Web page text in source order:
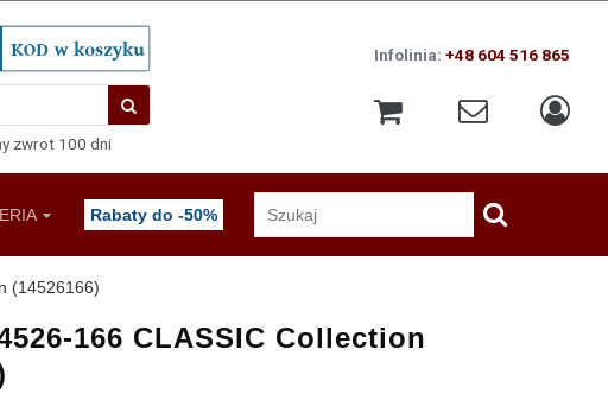
zwrot 100 dni
Infolinia:+48 604 516 865
Rabaty do -50%
(14526166)
166 CLASSIC Collection